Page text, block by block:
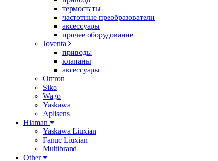
термостаты
частотные преобразователи
аксессуары
прочее оборудование
Joventa
приводы
клапаны
аксессуары
Omron
Siko
Wago
Yaskawa
Aplisens
Hiaman
Yaskawa Liuxian
Fanuc Liuxian
Multibrand
Other